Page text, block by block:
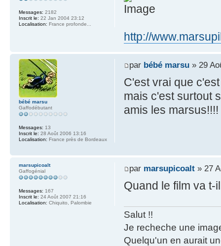
http://
Messages: 2182
Inscrit le: 22 Jan 2004 23:12
Localisation: France profonde...
par bébé marsu» 29
C'est vrai que
mais c'est surtout
amis les marsus!!!!
bébé marsu
Gaffodébutant
Messages: 13
Inscrit le: 28 Août 2006 13:16
Localisation: France près de Bordeaux
par marsupicoalt» 27
Quand le film va t-
Salut !!
Je recheche une
Quelqu'un en aurait
marsupicoalt
Gaffogénial
Messages: 167
Inscrit le: 24 Août 2007 21:16
Localisation: Chiquito, Palombie